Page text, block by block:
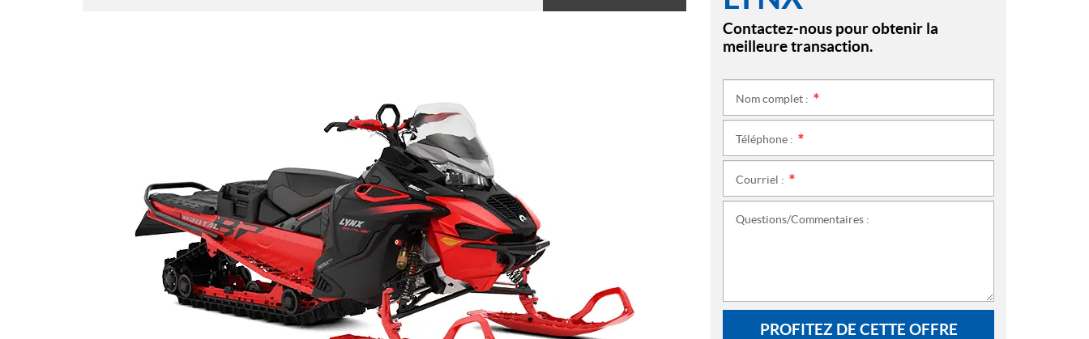
Contactez-nous pour obtenir la
meilleure transaction.
Nom complet :
Téléphone :
Courriel :
Questions/Commentaires :
PROFITEZ DE CETTE OFFRE